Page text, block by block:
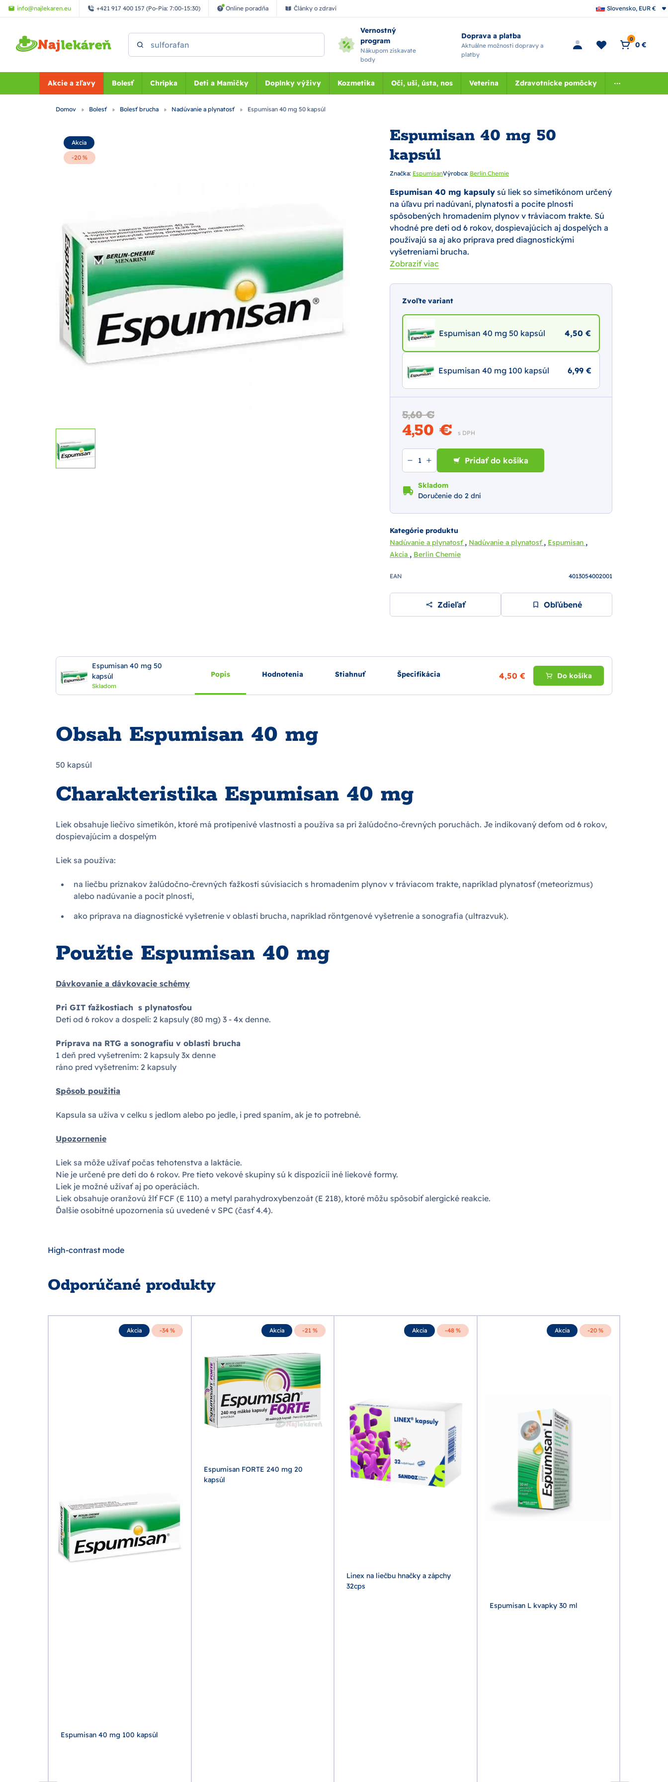
Preskočiť na hlavný obsah
info@najlekaren.eu +421 917 400 157 (Po-Pia: 7:00-15:30) Online poradňa Články o zdraví Slovensko, EUR €
Vernostný
program
Nákupom získavate
body
Doprava a platba
Aktuálne možnosti dopravy a
platby
0
0 €
Akcie a zľavy Bolesť Chrípka Deti a Mamičky Doplnky výživy Kozmetika Oči, uši, ústa, nos Veterina Zdravotnícke pomôcky
Domov Bolesť Bolesť brucha Nadúvanie a plynatosť Espumisan 40 mg 50 kapsúl
Espumisan 40 mg 50
kapsúl
Značka: EspumisanVýrobca: Berlin Chemie
Espumisan 40 mg kapsuly sú liek so simetikónom určený
na úľavu pri nadúvaní, plynatosti a pocite plnosti
spôsobených hromadením plynov v tráviacom trakte. Sú
vhodné pre deti od 6 rokov, dospievajúcich aj dospelých a
používajú sa aj ako príprava pred diagnostickými
vyšetreniami brucha.
Zobraziť viac
Akcia
-20 %
Zvoľte variant
Espumisan 40 mg 50 kapsúl 4,50 €
Espumisan 40 mg 100 kapsúl 6,99 €
5,60 €
4,50 € s DPH
Pridať do košíka
Skladom
Doručenie do 2 dní
Kategórie produktu
Nadúvanie a plynatosť , Nadúvanie a plynatosť , Espumisan ,
Akcia , Berlin Chemie
EAN 4013054002001
Zdieľať Obľúbené
Espumisan 40 mg 50
kapsúl
Skladom
Popis Hodnotenia Stiahnuť Špecifikácia 4,50 € Do košíka
Obsah Espumisan 40 mg
50 kapsúl
Charakteristika Espumisan 40 mg
Liek obsahuje liečivo simetikón, ktoré má protipenivé vlastnosti a používa sa pri žalúdočno-črevných poruchách. Je indikovaný deťom od 6 rokov,
dospievajúcim a dospelým
Liek sa používa:
na liečbu príznakov žalúdočno-črevných ťažkostí súvisiacich s hromadením plynov v tráviacom trakte, napríklad plynatosť (meteorizmus)
alebo nadúvanie a pocit plnosti,
ako príprava na diagnostické vyšetrenie v oblasti brucha, napríklad röntgenové vyšetrenie a sonografia (ultrazvuk).
Použtie Espumisan 40 mg
Dávkovanie a dávkovacie schémy
Pri GIT ťažkostiach s plynatosťou
Deti od 6 rokov a dospelí: 2 kapsuly (80 mg) 3 - 4x denne.
Príprava na RTG a sonografiu v oblasti brucha
1 deň pred vyšetrením: 2 kapsuly 3x denne
ráno pred vyšetrením: 2 kapsuly
Spôsob použitia
Kapsula sa užíva v celku s jedlom alebo po jedle, i pred spaním, ak je to potrebné.
Upozornenie
Liek sa môže užívať počas tehotenstva a laktácie.
Nie je určené pre deti do 6 rokov. Pre tieto vekové skupiny sú k dispozícii iné liekové formy.
Liek je možné užívať aj po operáciách.
Liek obsahuje oranžovú žlť FCF (E 110) a metyl parahydroxybenzoát (E 218), ktoré môžu spôsobiť alergické reakcie.
Ďalšie osobitné upozornenia sú uvedené v SPC (časť 4.4).
High-contrast mode
Odporúčané produkty
Akcia -34 %
Espumisan 40 mg 100 kapsúl
Akcia -21 %
Espumisan FORTE 240 mg 20
kapsúl
Akcia -48 %
Linex na liečbu hnačky a zápchy
32cps
Akcia -20 %
Espumisan L kvapky 30 ml